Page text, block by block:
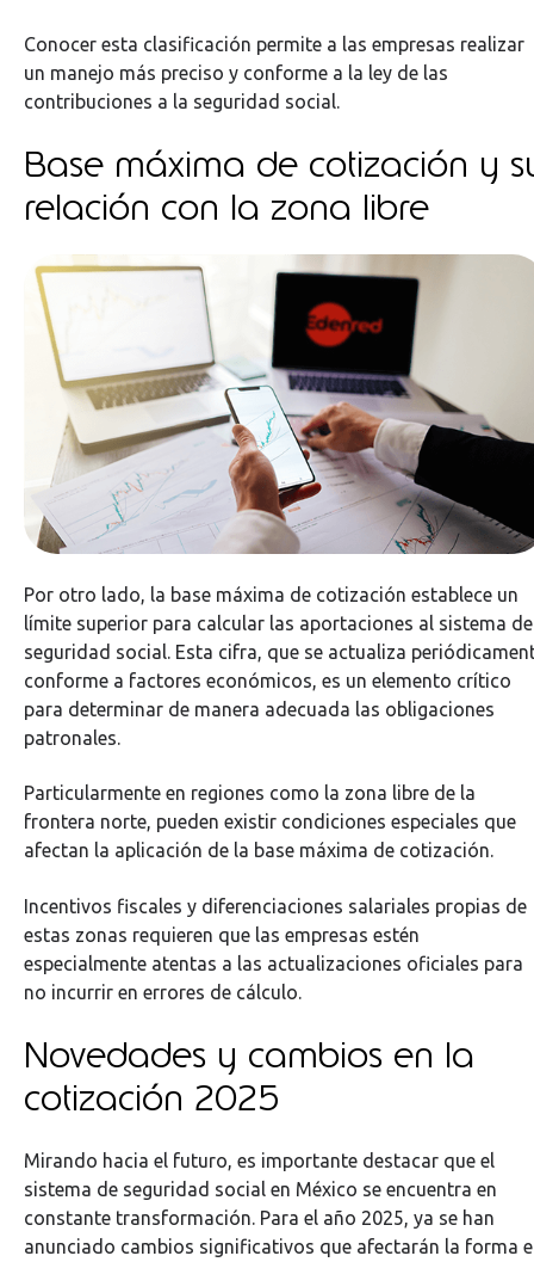
Conocer esta clasificación permite a las empresas realizar
un manejo más preciso y conforme a la ley de las
contribuciones a la seguridad social.
Base máxima de cotización y
relación con la zona libre
Por otro lado, la base máxima de cotización establece un
límite superior para calcular las aportaciones al sistema de
seguridad social. Esta cifra, que se actualiza
conforme a factores económicos, es un elemento crítico
para determinar de manera adecuada las obligaciones
patronales.
Particularmente en regiones como la zona libre de la
frontera norte, pueden existir condiciones especiales que
afectan la aplicación de la base máxima de cotización.
Incentivos fiscales y diferenciaciones salariales propias de
estas zonas requieren que las empresas estén
especialmente atentas a las actualizaciones oficiales para
no incurrir en errores de cálculo.
Novedades y cambios en la
cotización 2025
Mirando hacia el futuro, es importante destacar que el
sistema de seguridad social en México se encuentra en
constante transformación. Para el año 2025, ya se han
anunciado cambios significativos que afectarán la forma